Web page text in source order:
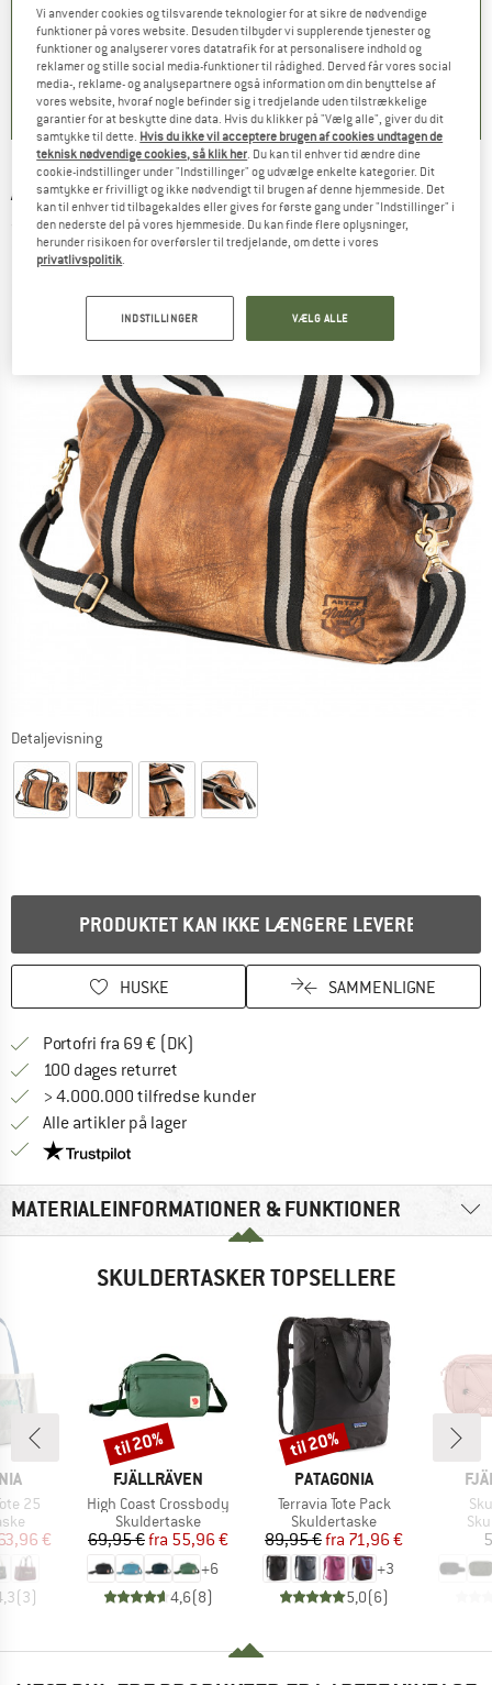
pris
€
2
Pris
229,95 € Nedsat pris
fra 160,97 €
5,0(2)
Pris
29,95 €Nedsat pris
25,46 €
5,0(2)
ARTZT VINTAGE -Tasche L - Skuldertaske
(0)
Detaljevisning
PRODUKTET KAN IKKE LÆNGERE LEVERES
HUSKE SAMMENLIGNE
Portofri fra 69 € (DK)
100 dages returret
> 4.000.000 tilfredse kunder
Alle artikler på lager
Vi er Trustpilot-certificeret - oplysningerne får du
MATERIALEINFORMATIONER & FUNKTIONER
SKULDERTASKER TOPSELLERE
25
pris
€
(3)
MÆRKE
FJÄLLRÄVEN
Artikel
High Coast Crossbody
Produktgruppe
Skuldertaske
Pris
69,95 € Nedsat pris
fra 55,96 €
+6
4,6(8)
Rabat
til 20%
MÆRKE
PATAGONIA
Artikel
Terravia Tote Pack
Produktgruppe
Skuldertaske
Pris
89,95 € Nedsat pris
fra 71,96 €
+3
5,0(6)
Rabat
til 20%
Vi anvender cookies og tilsvarende teknologier for at sikre de nødvendige
funktioner på vores website. Desuden tilbyder vi supplerende tjenester og
funktioner og analyserer vores datatrafik for at personalisere indhold og
reklamer og stille social media-funktioner til rådighed. Derved får vores social
media-, reklame- og analysepartnere også information om din benyttelse af
vores website, hvoraf nogle befinder sig i tredjelande uden tilstrækkelige
garantier for at beskytte dine data. Hvis du klikker på "Vælg alle", giver du dit
samtykke til dette. Hvis du ikke vil acceptere brugen af cookies undtagen de
teknisk nødvendige cookies, så klik her. Du kan til enhver tid ændre dine
cookie-indstillinger under "Indstillinger" og udvælge enkelte kategorier. Dit
samtykke er frivilligt og ikke nødvendigt til brugen af denne hjemmeside. Det
kan til enhver tid tilbagekaldes eller gives for første gang under "Indstillinger" i
den nederste del på vores hjemmeside. Du kan finde flere oplysninger,
herunder risikoen for overførsler til tredjelande, om dette i vores
privatlivspolitik.
INDSTILLINGER VÆLG ALLE